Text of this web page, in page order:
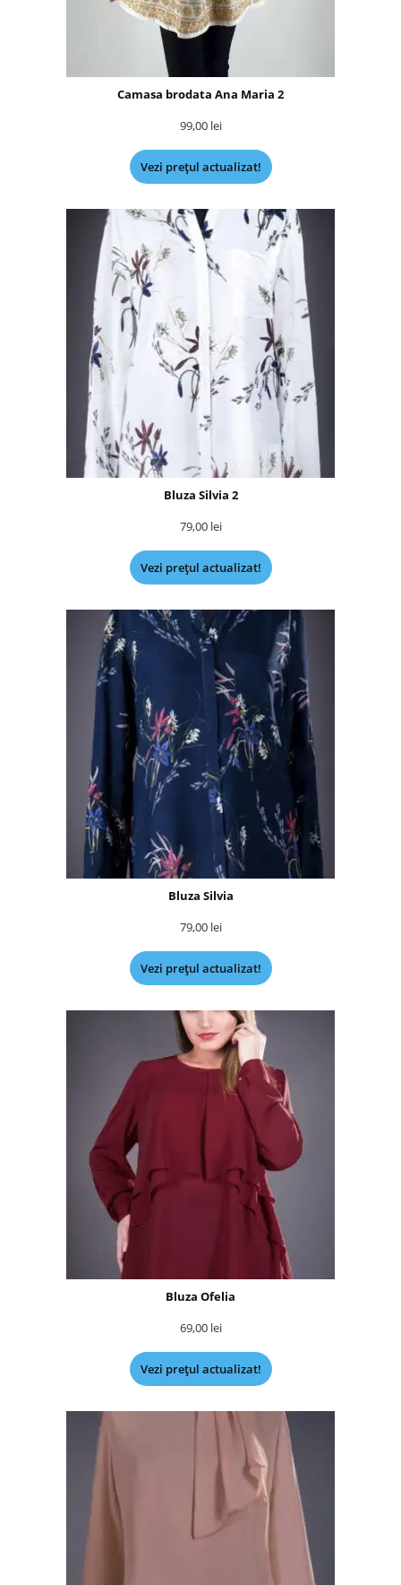
Camasa brodata Ana Maria 2
99,00 lei
Vezi prețul actualizat!
Bluza Silvia 2
79,00 lei
Vezi prețul actualizat!
Bluza Silvia
79,00 lei
Vezi prețul actualizat!
Bluza Ofelia
69,00 lei
Vezi prețul actualizat!